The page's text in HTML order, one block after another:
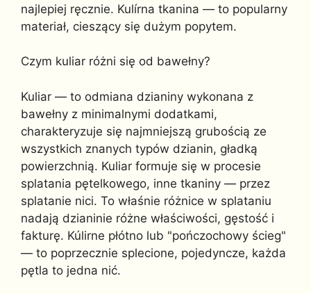
najlepiej ręcznie. Kulírna tkanina — to popularny
materiał, cieszący się dużym popytem.
Czym kuliar różni się od bawełny?
Kuliar — to odmiana dzianiny wykonana z
bawełny z minimalnymi dodatkami,
charakteryzuje się najmniejszą grubością ze
wszystkich znanych typów dzianin, gładką
powierzchnią. Kuliar formuje się w procesie
splatania pętelkowego, inne tkaniny — przez
splatanie nici. To właśnie różnice w splataniu
nadają dzianinie różne właściwości, gęstość i
fakturę. Kúlirne płótno lub "pończochowy ścieg"
— to poprzecznie splecione, pojedyncze, każda
pętla to jedna nić.